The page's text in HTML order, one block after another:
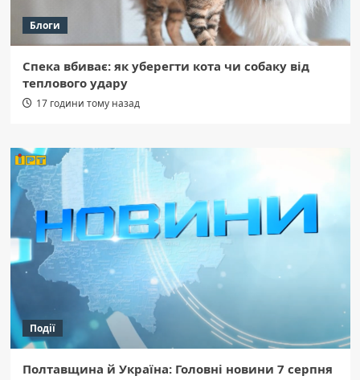
Блоги
Спека вбиває: як уберегти кота чи собаку від
теплового удару
17 години тому назад
Події
Полтавщина й Україна: Головні новини 7 серпня